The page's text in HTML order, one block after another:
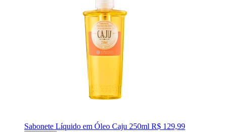
Sabonete Líquido em Óleo Caju 250ml R$ 129,99